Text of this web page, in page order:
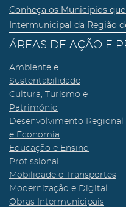
Conheça os Municípios
Intermunicipal da Região
ÁREAS DE AÇÃO E
Ambiente e
Sustentabilidade
Cultura, Turismo e
Património
Desenvolvimento Regional
e Economia
Educação e Ensino
Profissional
Mobilidade e Transportes
Modernização e Digital
Obras Intermunicipais